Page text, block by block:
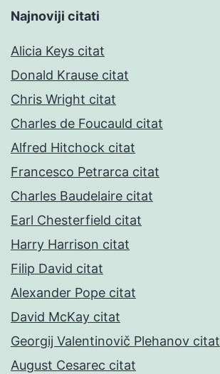
Najnoviji citati
Alicia Keys citat
Donald Krause citat
Chris Wright citat
Charles de Foucauld citat
Alfred Hitchock citat
Francesco Petrarca citat
Charles Baudelaire citat
Earl Chesterfield citat
Harry Harrison citat
Filip David citat
Alexander Pope citat
David McKay citat
Georgij Valentinovič Plehanov citat
August Cesarec citat